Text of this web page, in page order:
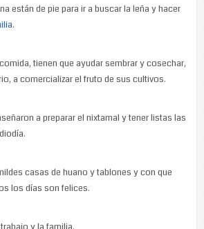
están de pie para ir a buscar la leña y hacer
.
tienen que ayudar sembrar y cosechar,
a comercializar el fruto de sus cultivos.
a preparar el nixtamal y tener listas las
casas de huano y tablones y con que
los días son felices.